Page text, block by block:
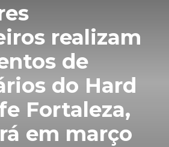
realizam
de
do Hard
Fortaleza,
em março